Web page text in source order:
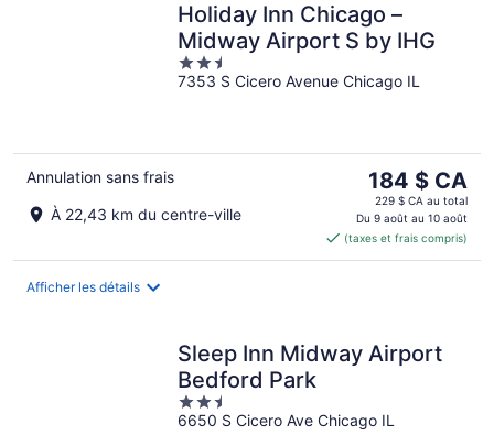
Holiday Inn Chicago –
Midway Airport S by IHG
2.5
out
7353 S Cicero Avenue Chicago IL
Annulation sans frais
À 22,43 km du centre-ville
Le
prix
est
de 184 $ CA
par
184 $ CA
229 $ CA au total
Du 9 août au 10 août
(taxes et frais compris)
Afficher les détails
Sleep Inn Midway Airport
Bedford Park
2.5
out
6650 S Cicero Ave Chicago IL